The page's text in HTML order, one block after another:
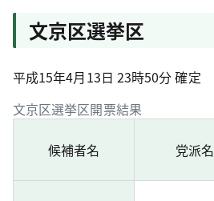
文京区選挙区
平成15年4月13日 23時50分 確定
文京区選挙区開票結果
候補者名 党派名